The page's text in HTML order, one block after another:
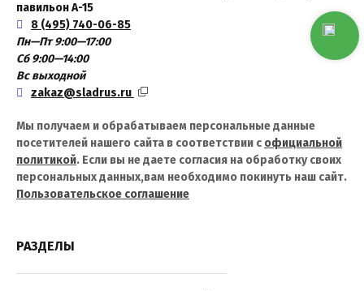
павильон А-15
8 (495) 740-06-85
Пн—Пт 9:00—17:00
Сб 9:00—14:00
Вс выходной
zakaz@sladrus.ru
Мы получаем и обрабатываем персональные данные
посетителей нашего сайта в соответствии с официальной
политикой. Если вы не даете согласия на обработку своих
персональных данных,вам необходимо покинуть наш сайт.
Пользовательское соглашение
РАЗДЕЛЫ